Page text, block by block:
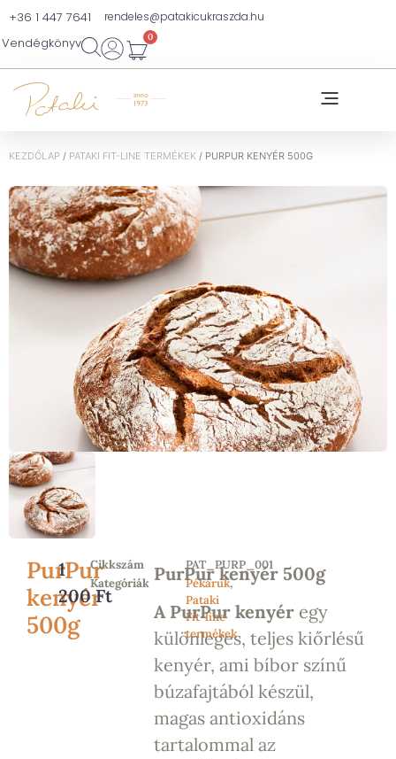
+36 1 447 7641 rendeles@patakicukraszda.hu
Vendégkönyv 0
KEZDŐLAP / PATAKI FIT-LINE TERMÉKEK / PURPUR KENYÉR 500G
PurPur
kenyér
500g
1
200Ft
Cikkszám
PAT_PURP_001
Kategóriák
Pékáruk,
Pataki
Fit-line
termékek
PurPur kenyér 500g
A PurPur kenyér egy
különleges, teljes kiőrlésű
kenyér, ami bíbor színű
búzafajtából készül,
magas antioxidáns
tartalommal az